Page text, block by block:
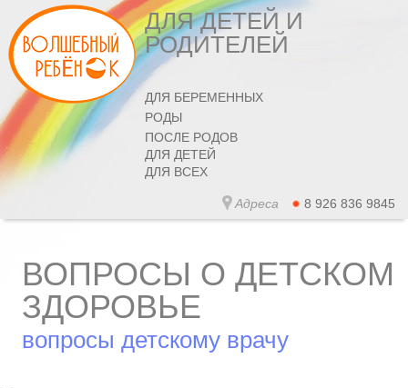
ДЛЯ ДЕТЕЙ И
РОДИТЕЛЕЙ
ДЛЯ БЕРЕМЕННЫХ
РОДЫ
ПОСЛЕ РОДОВ
ДЛЯ ДЕТЕЙ
ДЛЯ ВСЕХ
Адреса 8 926 836 9845
ВОПРОСЫ О ДЕТСКОМ
ЗДОРОВЬЕ
вопросы детскому врачу